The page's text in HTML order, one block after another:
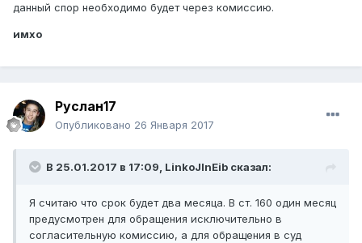
данный спор необходимо будет через комиссию.
имхо
Руслан17
Опубликовано 26 Января 2017
В 25.01.2017 в 17:09, LinkoJlnEib сказал:
Я считаю что срок будет два месяца. В ст. 160 один месяц
предусмотрен для обращения исключительно в
согласительную комиссию, а для обращения в суд